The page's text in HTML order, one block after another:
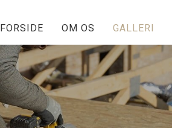
FORSIDE OM OS GALLERI